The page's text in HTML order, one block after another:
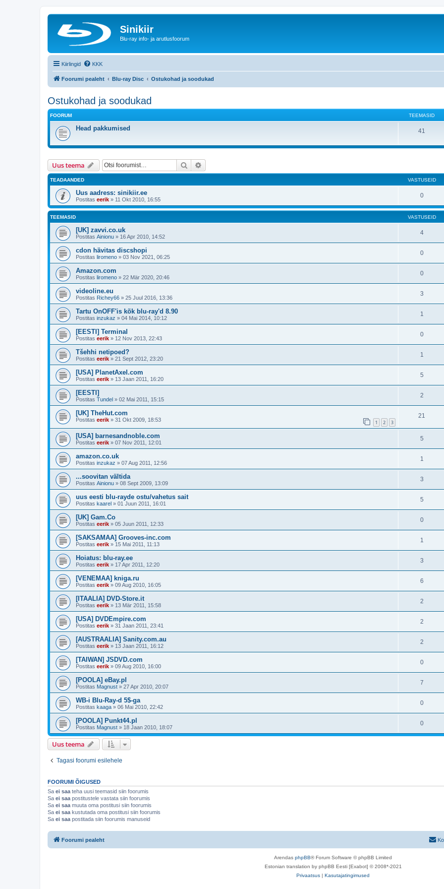
Sinikiir
Blu-ray info- ja arutlusfoorum
Kiirlingid KKK
Foorumi pealeht Blu-ray Disc Ostukohad ja soodukad
Ostukohad ja soodukad
FOORUM TEEMASID
Head pakkumised 41
Uus teema Otsi
TEADAANDED VASTUSEID
Uus aadress: sinikiir.ee
Postitas eerik » 11 Okt 2010, 16:55
0
TEEMASID VASTUSEID
[UK] zavvi.co.uk
Postitas Ainionu » 16 Apr 2010, 14:52
4
cdon hävitas discshopi
Postitas liromeno » 03 Nov 2021, 06:25
0
Amazon.com
Postitas liromeno » 22 Mär 2020, 20:46
0
videoline.eu
Postitas Richey66 » 25 Juul 2016, 13:36
3
Tartu OnOFF'is kõk blu-ray'd 8.90
Postitas inzukaz » 04 Mai 2014, 10:12
1
[EESTI] Terminal
Postitas eerik » 12 Nov 2013, 22:43
0
Tšehhi netipoed?
Postitas eerik » 21 Sept 2012, 23:20
1
[USA] PlanetAxel.com
Postitas eerik » 13 Jaan 2011, 16:20
5
[EESTI]
Postitas Tundel » 02 Mai 2011, 15:15
2
[UK] TheHut.com
Postitas eerik » 31 Okt 2009, 18:53 1 2 3
21
[USA] barnesandnoble.com
Postitas eerik » 07 Nov 2011, 12:01
5
amazon.co.uk
Postitas inzukaz » 07 Aug 2011, 12:56
1
...soovitan vältida
Postitas Ainionu » 08 Sept 2009, 13:09
3
uus eesti blu-rayde ostu/vahetus sait
Postitas kaarel » 01 Juun 2011, 16:01
5
[UK] Gam.Co
Postitas eerik » 05 Juun 2011, 12:33
0
[SAKSAMAA] Grooves-inc.com
Postitas eerik » 15 Mai 2011, 11:13
1
Hoiatus: blu-ray.ee
Postitas eerik » 17 Apr 2011, 12:20
3
[VENEMAA] kniga.ru
Postitas eerik » 09 Aug 2010, 16:05
6
[ITAALIA] DVD-Store.it
Postitas eerik » 13 Mär 2011, 15:58
2
[USA] DVDEmpire.com
Postitas eerik » 31 Jaan 2011, 23:41
2
[AUSTRAALIA] Sanity.com.au
Postitas eerik » 13 Jaan 2011, 16:12
2
[TAIWAN] JSDVD.com
Postitas eerik » 09 Aug 2010, 16:00
0
[POOLA] eBay.pl
Postitas Magnust » 27 Apr 2010, 20:07
7
WB-i Blu-Ray-d 5$-ga
Postitas kaaga » 06 Mai 2010, 22:42
0
[POOLA] Punkt44.pl
Postitas Magnust » 18 Jaan 2010, 18:07
0
Uus teema
Tagasi foorumi esilehele
FOORUMI ÕIGUSED
Sa ei saa teha uusi teemasid siin foorumis
Sa ei saa postitustele vastata siin foorumis
Sa ei saa muuta oma postitusi siin foorumis
Sa ei saa kustutada oma postitusi siin foorumis
Sa ei saa postitada siin foorumis manuseid
Foorumi pealeht
Arendas phpBB® Forum Software © phpBB Limited
Estonian translation by phpBB Eesti [Exabot] © 2008*-2021
Privaatsus | Kasutajatingimused